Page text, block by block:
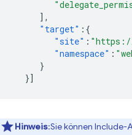
],
"target" :{
"site" : "https://
"namespace" :
}
}]
Hinweis:Sie können Include-